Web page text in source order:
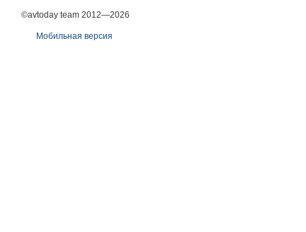
©avtoday team 2012—2026
Мобильная версия